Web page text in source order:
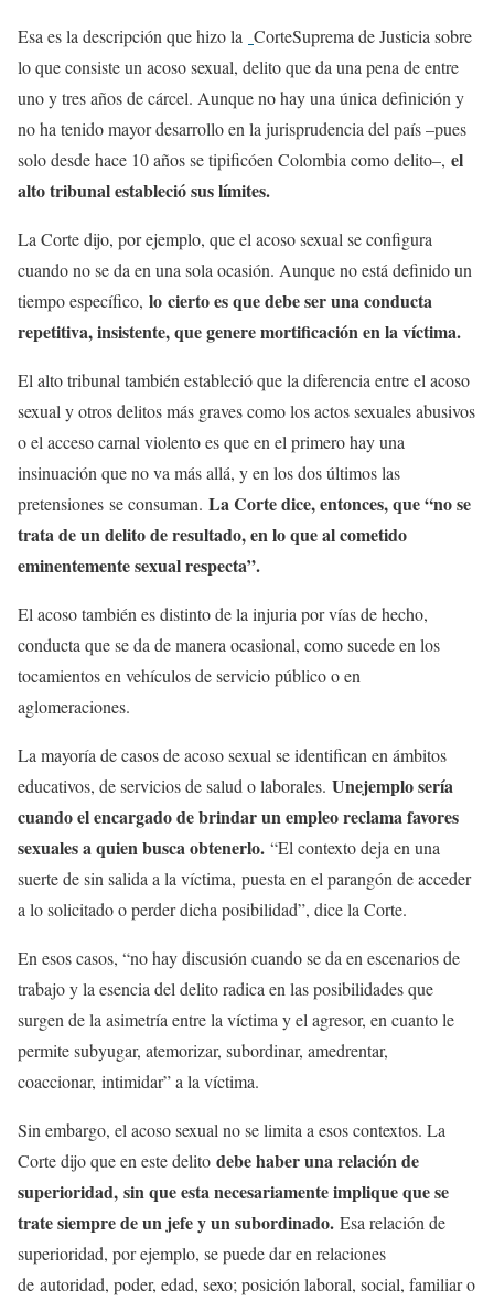
Esa es la descripción que hizo la CorteSuprema de Justicia sobre
lo que consiste un acoso sexual, delito que da una pena de entre
uno y tres años de cárcel. Aunque no hay una única definición y
no ha tenido mayor desarrollo en la jurisprudencia del país –pues
solo desde hace 10 años se tipificóen Colombia como delito–, el
alto tribunal estableció sus límites.
La Corte dijo, por ejemplo, que el acoso sexual se configura
cuando no se da en una sola ocasión. Aunque no está definido un
tiempo específico, lo cierto es que debe ser una conducta
repetitiva, insistente, que genere mortificación en la víctima.
El alto tribunal también estableció que la diferencia entre el acoso
sexual y otros delitos más graves como los actos sexuales abusivos
o el acceso carnal violento es que en el primero hay una
insinuación que no va más allá, y en los dos últimos las
pretensiones se consuman. La Corte dice, entonces, que “no se
trata de un delito de resultado, en lo que al cometido
eminentemente sexual respecta”.
El acoso también es distinto de la injuria por vías de hecho,
conducta que se da de manera ocasional, como sucede en los
tocamientos en vehículos de servicio público o en
aglomeraciones.
La mayoría de casos de acoso sexual se identifican en ámbitos
educativos, de servicios de salud o laborales. Unejemplo sería
cuando el encargado de brindar un empleo reclama favores
sexuales a quien busca obtenerlo. “El contexto deja en una
suerte de sin salida a la víctima, puesta en el parangón de acceder
a lo solicitado o perder dicha posibilidad”, dice la Corte.
En esos casos, “no hay discusión cuando se da en escenarios de
trabajo y la esencia del delito radica en las posibilidades que
surgen de la asimetría entre la víctima y el agresor, en cuanto le
permite subyugar, atemorizar, subordinar, amedrentar,
coaccionar, intimidar” a la víctima.
Sin embargo, el acoso sexual no se limita a esos contextos. La
Corte dijo que en este delito debe haber una relación de
superioridad, sin que esta necesariamente implique que se
trate siempre de un jefe y un subordinado. Esa relación de
superioridad, por ejemplo, se puede dar en relaciones
de autoridad, poder, edad, sexo; posición laboral, social, familiar o